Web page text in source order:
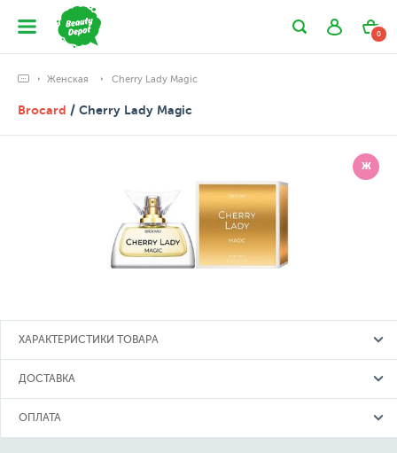
0
Женская Cherry Lady Magic
Brocard / Cherry Lady Magic
Ж
ХАРАКТЕРИСТИКИ ТОВАРА
ДОСТАВКА
ОПЛАТА